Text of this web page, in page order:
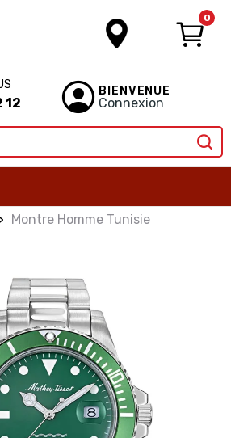
0
12
BIENVENUE
Connexion
Montre Homme Tunisie